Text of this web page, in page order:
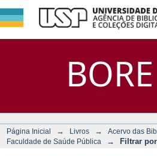
BORE
Filtrar
Assunto
DSpace/Manakin
Página Inicial → Livros → Acervo das
Faculdade de Saúde Pública
→ Filtrar